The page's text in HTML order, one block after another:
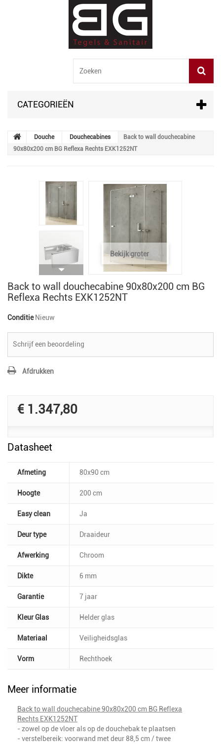
CATEGORIEËN
Douche Douchecabines
Back to wall douchecabine
90x80x200 cm BG Reflexa Rechts EXK1252NT
Bekijk groter
Back to wall douchecabine 90x80x200 cm BG
Reflexa Rechts EXK1252NT
Conditie Nieuw
Schrijf een beoordeling
Afdrukken
€ 1.347,80
Datasheet
Afmeting 80x90 cm
Hoogte 200 cm
Easy clean Ja
Deur type Draaideur
Afwerking Chroom
Dikte 6 mm
Garantie 7 jaar
Kleur Glas Helder glas
Materiaal Veiligheidsglas
Vorm Rechthoek
Meer informatie
Back to wall douchecabine 90x80x200 cm BG Reflexa
Rechts EXK1252NT
- zowel op de vloer als op de douchebak te plaatsen
- verstelbereik: voorwand met deur 88,5 cm / twee